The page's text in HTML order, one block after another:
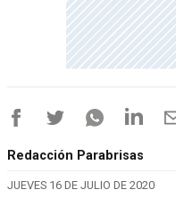
Redacción Parabrisas
JUEVES 16 DE JULIO DE 2020